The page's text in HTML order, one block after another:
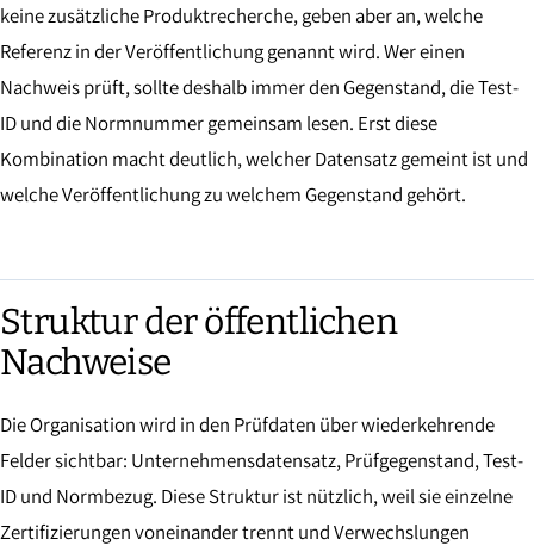
keine zusätzliche Produktrecherche, geben aber an, welche
Referenz in der Veröffentlichung genannt wird. Wer einen
Nachweis prüft, sollte deshalb immer den Gegenstand, die Test-
ID und die Normnummer gemeinsam lesen. Erst diese
Kombination macht deutlich, welcher Datensatz gemeint ist und
welche Veröffentlichung zu welchem Gegenstand gehört.
Struktur der öffentlichen
Nachweise
Die Organisation wird in den Prüfdaten über wiederkehrende
Felder sichtbar: Unternehmensdatensatz, Prüfgegenstand, Test-
ID und Normbezug. Diese Struktur ist nützlich, weil sie einzelne
Zertifizierungen voneinander trennt und Verwechslungen